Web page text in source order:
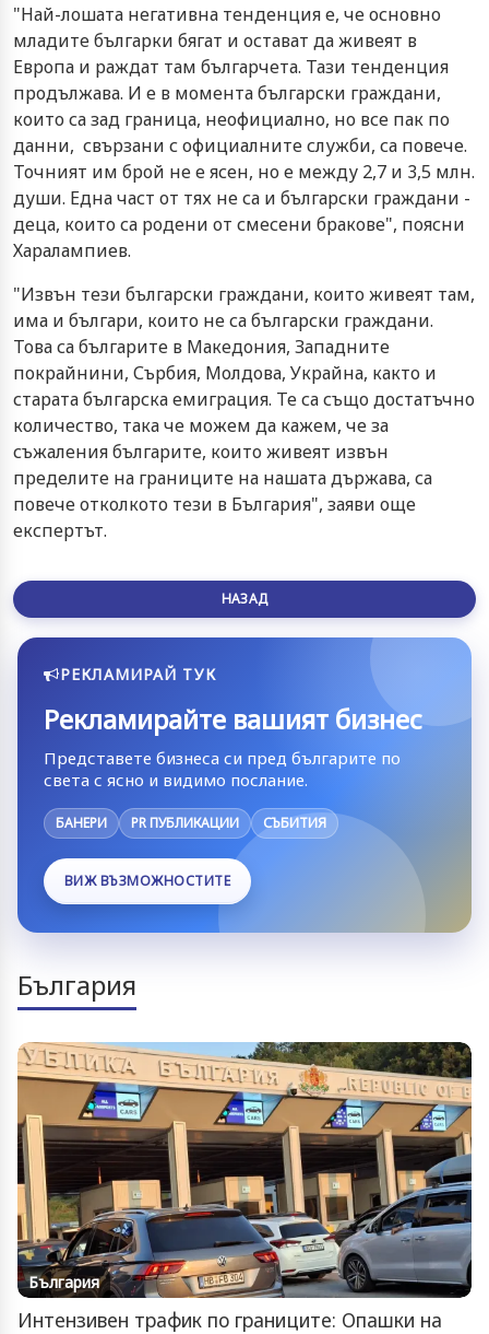
"Най-лошата негативна тенденция е, че основно
младите българки бягат и остават да живеят в
Европа и раждат там българчета. Тази тенденция
продължава. И е в момента български граждани,
които са зад граница, неофициално, но все пак по
данни, свързани с официалните служби, са повече.
Точният им брой не е ясен, но е между 2,7 и 3,5 млн.
души. Една част от тях не са и български граждани -
деца, които са родени от смесени бракове", поясни
Харалампиев.
"Извън тези български граждани, които живеят там,
има и българи, които не са български граждани.
Това са българите в Македония, Западните
покрайнини, Сърбия, Молдова, Украйна, както и
старата българска емиграция. Те са също достатъчно
количество, така че можем да кажем, че за
съжаления българите, които живеят извън
пределите на границите на нашата държава, са
повече отколкото тези в България", заяви още
експертът.
НАЗАД
РЕКЛАМИРАЙ ТУК
Рекламирайте вашият бизнес
Представете бизнеса си пред българите по
света с ясно и видимо послание.
БАНЕРИ PR ПУБЛИКАЦИИ СЪБИТИЯ
ВИЖ ВЪЗМОЖНОСТИТЕ
България
България
Интензивен трафик по границите: Опашки на